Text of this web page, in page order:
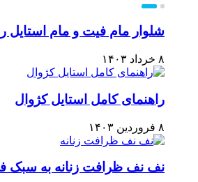
شلوار مام فیت و مام استایل
۸ خرداد ۱۴۰۳
راهنمای کامل استایل کژوال
۸ فروردین ۱۴۰۳
نف نف ظرافت زنانه به سبک